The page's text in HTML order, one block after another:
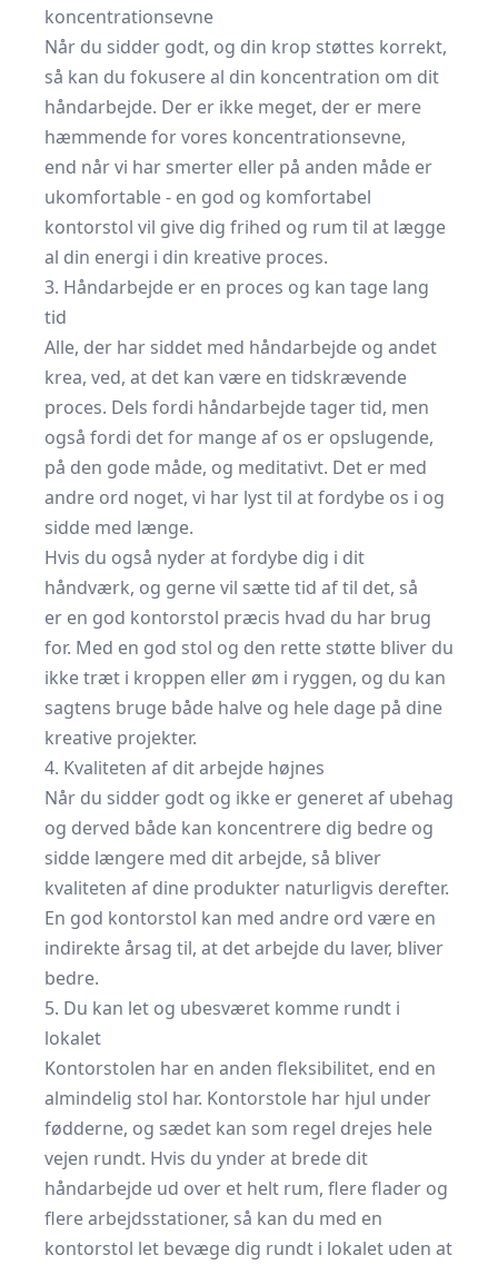
koncentrationsevne
Når du sidder godt, og din krop støttes korrekt,
så kan du fokusere al din koncentration om dit
håndarbejde. Der er ikke meget, der er mere
hæmmende for vores koncentrationsevne,
end når vi har smerter eller på anden måde er
ukomfortable - en god og komfortabel
kontorstol vil give dig frihed og rum til at lægge
al din energi i din kreative proces.
3. Håndarbejde er en proces og kan tage lang
tid
Alle, der har siddet med håndarbejde og andet
krea, ved, at det kan være en tidskrævende
proces. Dels fordi håndarbejde tager tid, men
også fordi det for mange af os er opslugende,
på den gode måde, og meditativt. Det er med
andre ord noget, vi har lyst til at fordybe os i og
sidde med længe.
Hvis du også nyder at fordybe dig i dit
håndværk, og gerne vil sætte tid af til det, så
er en god kontorstol præcis hvad du har brug
for. Med en god stol og den rette støtte bliver du
ikke træt i kroppen eller øm i ryggen, og du kan
sagtens bruge både halve og hele dage på dine
kreative projekter.
4. Kvaliteten af dit arbejde højnes
Når du sidder godt og ikke er generet af ubehag
og derved både kan koncentrere dig bedre og
sidde længere med dit arbejde, så bliver
kvaliteten af dine produkter naturligvis derefter.
En god kontorstol kan med andre ord være en
indirekte årsag til, at det arbejde du laver, bliver
bedre.
5. Du kan let og ubesværet komme rundt i
lokalet
Kontorstolen har en anden fleksibilitet, end en
almindelig stol har. Kontorstole har hjul under
fødderne, og sædet kan som regel drejes hele
vejen rundt. Hvis du ynder at brede dit
håndarbejde ud over et helt rum, flere flader og
flere arbejdsstationer, så kan du med en
kontorstol let bevæge dig rundt i lokalet uden at